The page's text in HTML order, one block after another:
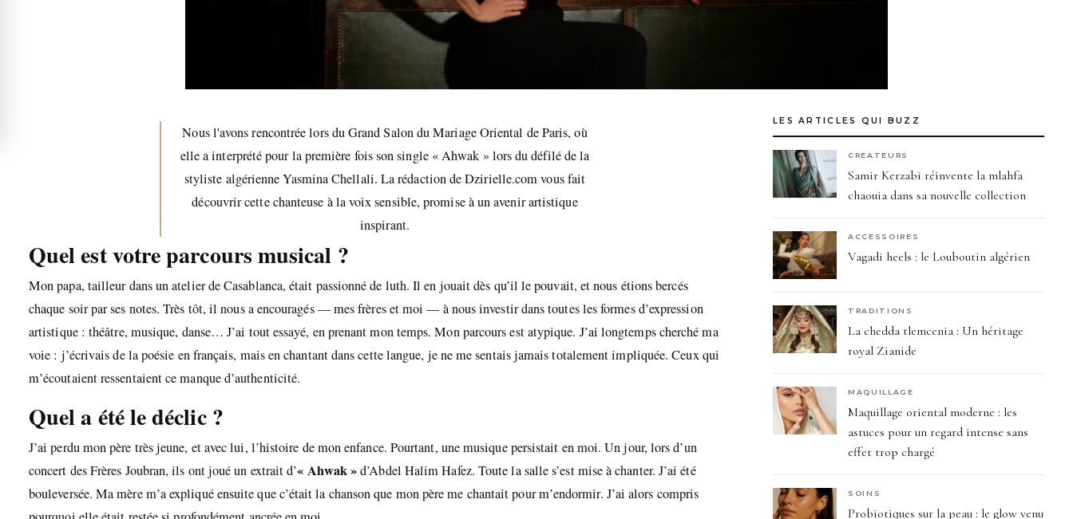
Nous l'avons rencontrée lors du Grand Salon du Mariage Oriental de Paris, où
elle a interprété pour la première fois son single « Ahwak » lors du défilé de la
styliste algérienne Yasmina Chellali. La rédaction de Dzirielle.com vous fait
découvrir cette chanteuse à la voix sensible, promise à un avenir artistique
inspirant.
Quel est votre parcours musical ?
Mon papa, tailleur dans un atelier de Casablanca, était passionné de luth. Il en jouait dès qu’il le pouvait, et nous étions bercés
chaque soir par ses notes. Très tôt, il nous a encouragés — mes frères et moi — à nous investir dans toutes les formes d’expression
artistique : théâtre, musique, danse… J’ai tout essayé, en prenant mon temps. Mon parcours est atypique. J’ai longtemps cherché ma
voie : j’écrivais de la poésie en français, mais en chantant dans cette langue, je ne me sentais jamais totalement impliquée. Ceux qui
m’écoutaient ressentaient ce manque d’authenticité.
Quel a été le déclic ?
J’ai perdu mon père très jeune, et avec lui, l’histoire de mon enfance. Pourtant, une musique persistait en moi. Un jour, lors d’un
concert des Frères Joubran, ils ont joué un extrait d’« Ahwak »d’Abdel Halim Hafez. Toute la salle s’est mise à chanter. J’ai été
bouleversée. Ma mère m’a expliqué ensuite que c’était la chanson que mon père me chantait pour m’endormir. J’ai alors compris
LES ARTICLES QUI BUZZ
CREATEURS
Samir Kerzabi réinvente la mlahfa
chaouia dans sa nouvelle collection
ACCESSOIRES
Vagadi heels : le Louboutin algérien
TRADITIONS
La chedda tlemcenia : Un héritage
royal Zianide
MAQUILLAGE
Maquillage oriental moderne : les
astuces pour un regard intense sans
effet trop chargé
SOINS
Probiotiques sur la peau : le glow venu